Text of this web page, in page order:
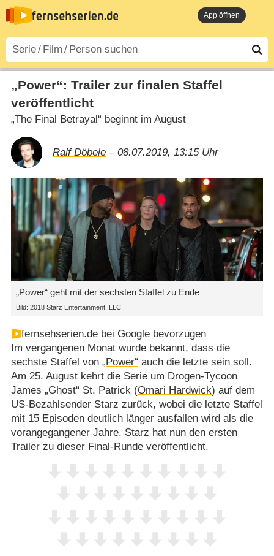
App öffnen
„Power“: Trailer zur finalen Staffel
veröffentlicht
„The Final Betrayal“ beginnt im August
Ralf Döbele– 08.07.2019, 13:15 Uhr
„Power“ geht mit der sechsten Staffel zu Ende
Bild: 2018 Starz Entertainment, LLC
fernsehserien.de bei Google bevorzugen
Im vergangenen Monat wurde bekannt, dass die
sechste Staffel von „Power“ auch die letzte sein soll.
Am 25. August kehrt die Serie um Drogen-Tycoon
James „Ghost“ St. Patrick (Omari Hardwick) auf dem
US-Bezahlsender Starz zurück, wobei die letzte Staffel
mit 15 Episoden deutlich länger ausfallen wird als die
vorangegangener Jahre. Starz hat nun den ersten
Trailer zu dieser Final-Runde veröffentlicht.